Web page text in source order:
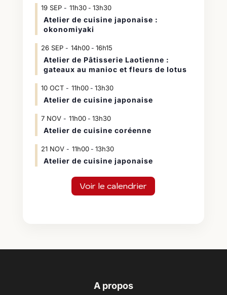
19 SEP 11h30- 13h30
Atelier de cuisine japonaise :
okonomiyaki
26 SEP 14h00- 16h15
Atelier de Pâtisserie Laotienne :
gateaux au manioc et fleurs de lotus
10 OCT 11h00- 13h30
Atelier de cuisine japonaise
7 NOV 11h00- 13h30
Atelier de cuisine coréenne
21 NOV 11h00- 13h30
Atelier de cuisine japonaise
Voir le calendrier
A propos